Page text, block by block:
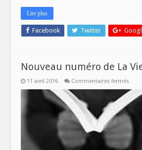
Lire plus
Facebook Twitter
Nouveau numéro de La
11 avril 2016 Commentaires ferméssur
de
La
des
Livres
13